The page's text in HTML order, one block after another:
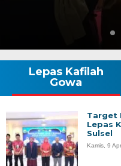
Lepas Kafilah
Gowa
Target
Lepas
Sulsel
Kamis, 9